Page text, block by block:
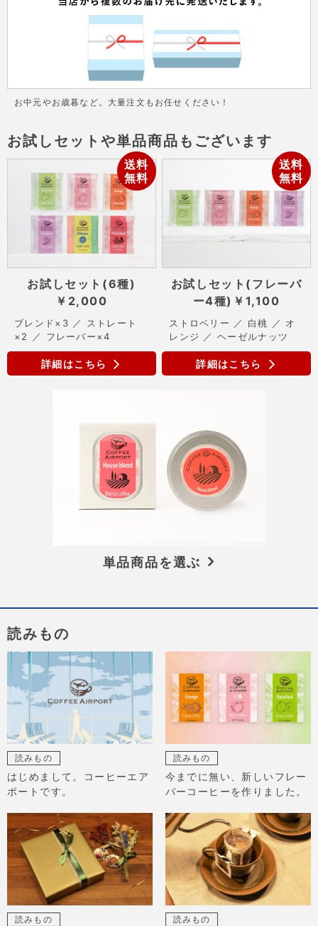
お中元やお歳暮など。大量注文もお任せください！
お試しセットや単品商品もございます
送料
無料
お試しセット(6種)
￥2,000
ブレンド×3 ／ ストレート
×2 ／ フレーバー×4
詳細はこちら
送料
無料
お試しセット(フレーバ
ー4種) ￥1,100
ストロベリー ／ 白桃 ／ オ
レンジ ／ ヘーゼルナッツ
詳細はこちら
単品商品を選ぶ
読みもの
読みもの
はじめまして。コーヒーエア
ポートです。
読みもの
今までに無い、新しいフレー
バーコーヒーを作りました。
読みもの 読みもの